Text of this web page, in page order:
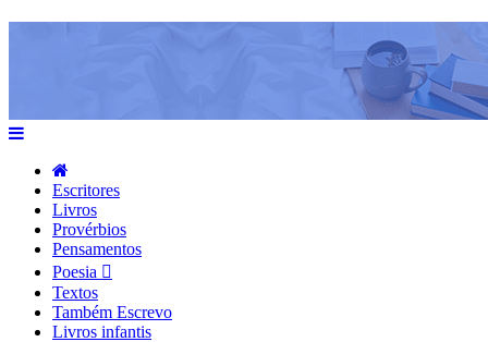
Escritores
Livros
Provérbios
Pensamentos
Poesia
Textos
Também Escrevo
Livros infantis